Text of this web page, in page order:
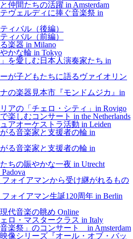
仲間たちの活躍 in Amsterdam
ヴェルディに捧ぐ音楽祭 in
ィバル（後編）
ィバル（前編）
楽器 in Milano
かな輪 in Tokyo
を愛しむ日本人演奏家たち in
が子どもたちに語るヴァイオリン
の楽器見本市『モンドムジカ』in
アの「チェロ・シティ」in Rovigo
楽しむコンサート in the Netherlands
アオーケストラ活動 in Leiden
る音楽家と支援者の輪 in
る音楽家と支援者の輪 in
ちの賑やかな一夜 in Utrecht
ォイアマンから受け継がれるもの
ォイアマン生誕120周年 in Berlin
代音楽の眺め Online
ロ・マスタークラス in Italy
楽祭」のコンサート in Amsterdam
像シリーズ『オール・オブ・バッ